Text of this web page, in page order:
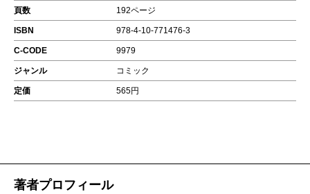
頁数 192ページ
ISBN 978-4-10-771476-3
C-CODE 9979
ジャンル コミック
定価 565円
著者プロフィール